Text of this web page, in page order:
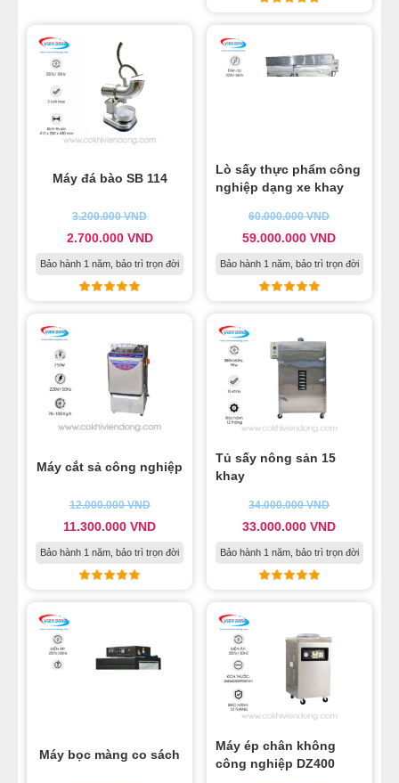
Máy đá bào SB 114
3.200.000VND
2.700.000 VND
Bảo hành 1 năm, bảo trì trọn đời
Lò sấy thực phẩm công
nghiệp dạng xe khay
60.000.000VND
59.000.000VND
Bảo hành 1 năm, bảo trì trọn đời
Máy cắt sả công nghiệp
12.000.000VND
11.300.000VND
Bảo hành 1 năm, bảo trì trọn đời
Tủ sấy nông sản 15
khay
34.000.000VND
33.000.000VND
Bảo hành 1 năm, bảo trì trọn đời
Máy bọc màng co sách
Máy ép chân không
công nghiệp DZ400